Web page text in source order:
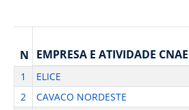
N EMPRESA E ATIVIDADE CNAE
1 ELICE
2
CAVACO NORDESTE